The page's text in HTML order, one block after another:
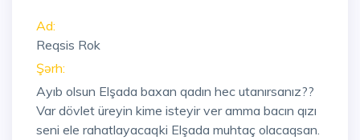
Ad:
Reqsis Rok
Şərh:
Ayıb olsun Elşada baxan qadın hec utanırsanız??
Var dövlet üreyin kime isteyir ver amma bacın qızı
seni ele rahatlayacaqki Elşada muhtaç olacaqsan.